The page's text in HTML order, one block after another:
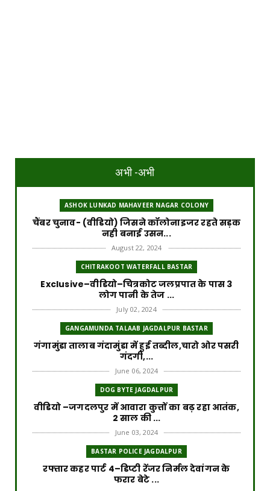
अभी -अभी
ASHOK LUNKAD MAHAVEER NAGAR COLONY
चैंबर चुनाव- (वीडियो) जिसने कॉलोनाइजर रहते सड़क
नही बनाई उसन...
August 22, 2024
CHITRAKOOT WATERFALL BASTAR
Exclusive–वीडियो–चित्रकोट जलप्रपात के पास 3
लोग पानी के तेज ...
July 02, 2024
GANGAMUNDA TALAAB JAGDALPUR BASTAR
गंगामुंडा तालाब गंदामुंडा में हुई तब्दील,चारो ओर पसरी
गंदगी,...
June 06, 2024
DOG BYTE JAGDALPUR
वीडियो –जगदलपुर में आवारा कुत्तों का बढ़ रहा आतंक,
2 साल की ...
June 03, 2024
BASTAR POLICE JAGDALPUR
रफ्तार कहर पार्ट 4–डिप्टी रेंजर निर्मल देवांगन के
फरार बेटे ...